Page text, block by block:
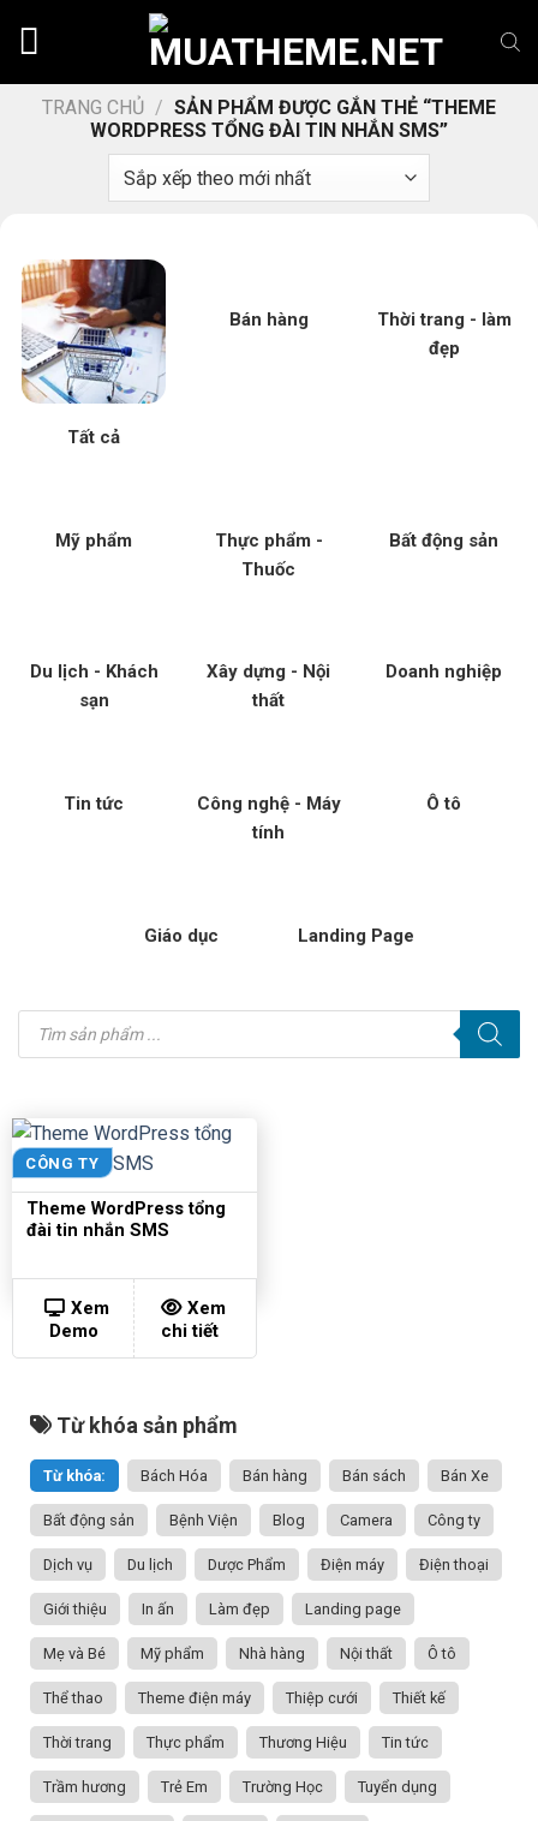
TRANG CHỦ / SẢN PHẨM ĐƯỢC GẮN THẺ “THEME
WORDPRESS TỔNG ĐÀI TIN NHẮN SMS”
Tất cả
Bán hàng
Thời trang - làm
đẹp
Mỹ phẩm
Thực phẩm -
Thuốc
Bất động sản
Du lịch - Khách
sạn
Xây dựng - Nội
thất
Doanh nghiệp
Tin tức
Công nghệ - Máy
tính
Ô tô
Giáo dục Landing Page
Tìm
kiếm
sản
CÔNG TY
Theme WordPress tổng
đài tin nhắn SMS
Xem
Demo
Xem
chi tiết
Từ khóa sản phẩm
Từ khóa: Bách Hóa Bán hàng Bán sách Bán Xe
Bất động sản Bệnh Viện Blog Camera Công ty
Dịch vụ Du lịch Dược Phẩm Điện máy Điện thoại
Giới thiệu In ấn Làm đẹp Landing page
Mẹ và Bé Mỹ phẩm Nhà hàng Nội thất Ô tô
Thể thao Theme điện máy Thiệp cưới Thiết kế
Thời trang Thực phẩm Thương Hiệu Tin tức
Trầm hương Trẻ Em Trường Học Tuyển dụng